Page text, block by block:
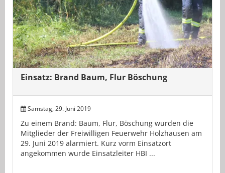
Einsatz: Brand Baum, Flur Böschung
Samstag, 29. Juni 2019
Zu einem Brand: Baum, Flur, Böschung wurden die
Mitglieder der Freiwilligen Feuerwehr Holzhausen am
29. Juni 2019 alarmiert. Kurz vorm Einsatzort
angekommen wurde Einsatzleiter HBI ...